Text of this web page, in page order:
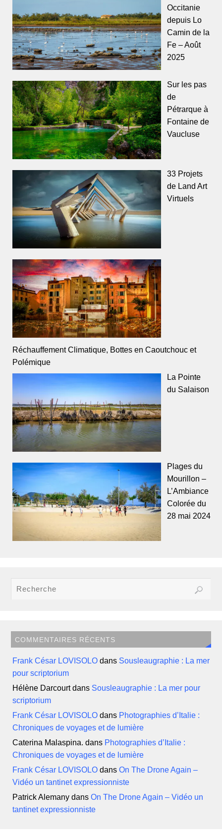
Occitanie
depuis Lo
Camin de la
Fe – Août
2025
Sur les pas
de
Pétrarque à
Fontaine de
Vaucluse
33 Projets
de Land Art
Virtuels
Réchauffement Climatique, Bottes en Caoutchouc et
Polémique
La Pointe
du Salaison
Plages du
Mourillon –
L’Ambiance
Colorée du
28 mai 2024
COMMENTAIRES RÉCENTS
Frank César LOVISOLO dans Sousleaugraphie : La mer
pour scriptorium
Hélène Darcourtdans Sousleaugraphie : La mer pour
scriptorium
Frank César LOVISOLO dans Photographies d’Italie :
Chroniques de voyages et de lumière
Caterina Malaspina. dans Photographies d’Italie :
Chroniques de voyages et de lumière
Frank César LOVISOLO dansOn The Drone Again –
Vidéo un tantinet expressionniste
Patrick Alemany dansOn The Drone Again – Vidéo un
tantinet expressionniste